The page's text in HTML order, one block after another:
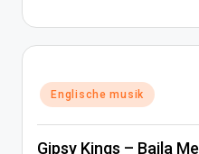
Posted
in
Englische musik
Gipsy Kings – Baila Me